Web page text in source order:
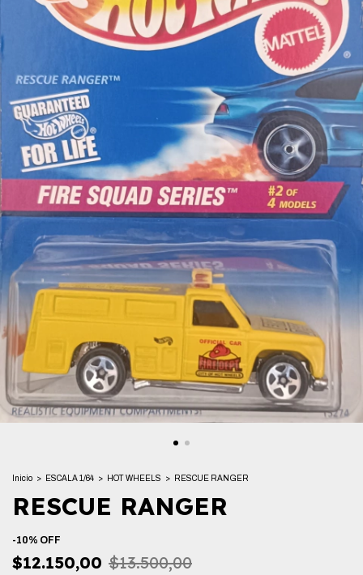
Inicio > ESCALA 1/64 > HOT WHEELS > RESCUE RANGER
RESCUE RANGER
-10% OFF
$12.150,00 $13.500,00